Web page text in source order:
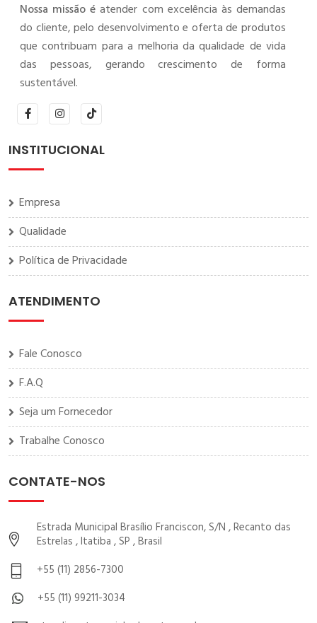
Nossa missão é atender com excelência às demandas
do cliente, pelo desenvolvimento e oferta de produtos
que contribuam para a melhoria da qualidade de vida
das pessoas, gerando crescimento de forma
sustentável.
INSTITUCIONAL
Empresa
Qualidade
Política de Privacidade
ATENDIMENTO
Fale Conosco
F.A.Q
Seja um Fornecedor
Trabalhe Conosco
CONTATE-NOS
Estrada Municipal Brasílio Franciscon, S/N , Recanto das
Estrelas , Itatiba , SP , Brasil
+55 (11) 2856-7300
+55 (11) 99211-3034